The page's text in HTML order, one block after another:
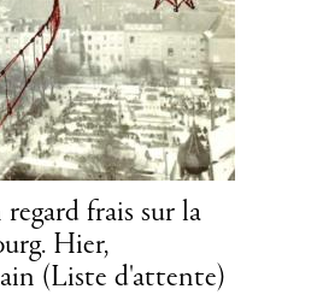
frais sur la
Hier,
(Liste d'attente)